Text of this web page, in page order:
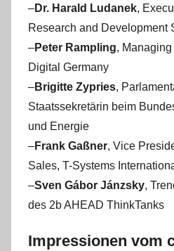
–Dr. Harald Ludanek,
Research and Development
–Peter Rampling,
Digital Germany
–Brigitte Zypries,
Staatssekretärin beim
und Energie
–Frank Gaßner, Vice
Sales, T-Systems
–Sven Gábor Jánzsky,
des 2b AHEAD ThinkTanks
Impressionen vom